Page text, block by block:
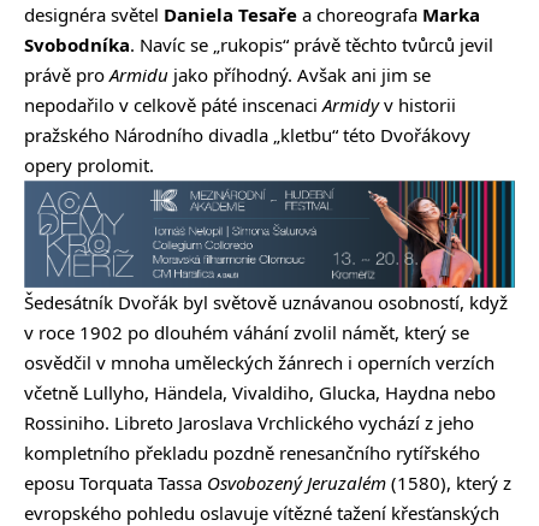
designéra světel Daniela Tesaře a choreografa Marka
Svobodníka. Navíc se „rukopis“ právě těchto tvůrců jevil
právě pro Armidu jako příhodný. Avšak ani jim se
nepodařilo v celkově páté inscenaci Armidyv historii
pražského Národního divadla „kletbu“ této Dvořákovy
opery prolomit.
Šedesátník Dvořák byl světově uznávanou osobností, když
v roce 1902 po dlouhém váhání zvolil námět, který se
osvědčil v mnoha uměleckých žánrech i operních verzích
včetně Lullyho, Händela, Vivaldiho, Glucka, Haydna nebo
Rossiniho. Libreto Jaroslava Vrchlického vychází z jeho
kompletního překladu pozdně renesančního rytířského
eposu Torquata Tassa Osvobozený Jeruzalém (1580), který z
evropského pohledu oslavuje vítězné tažení křesťanských